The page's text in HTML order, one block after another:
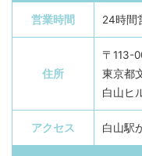
営業時間 24時間
住所
〒113-
東京都
白山ヒ
アクセス 白山駅